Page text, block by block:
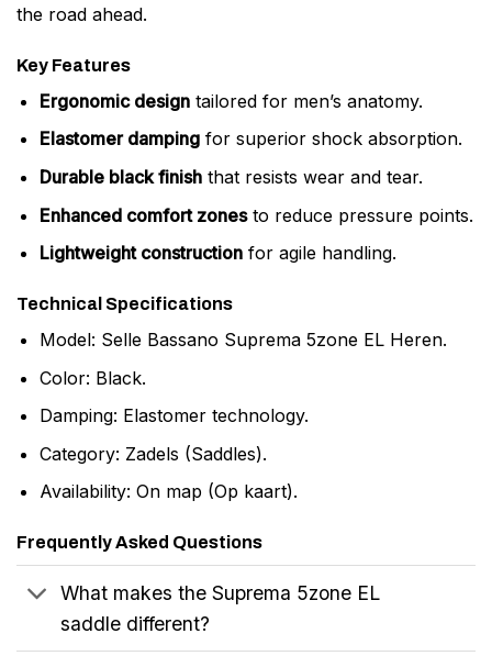
the road ahead.
Key Features
Ergonomic designtailored for men’s anatomy.
Elastomer dampingfor superior shock absorption.
Durable black finishthat resists wear and tear.
Enhanced comfort zonesto reduce pressure points.
Lightweight constructionfor agile handling.
Technical Specifications
Model: Selle Bassano Suprema 5zone EL Heren.
Color: Black.
Damping: Elastomer technology.
Category: Zadels (Saddles).
Availability: On map (Op kaart).
Frequently Asked Questions
What makes the Suprema 5zone EL
saddle different?